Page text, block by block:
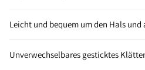
Leicht und bequem um den Hals und
Unverwechselbares gesticktes